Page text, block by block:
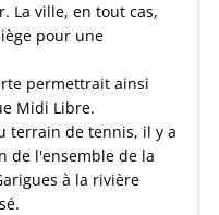
La ville, en tout cas,
pour une
permettrait ainsi
Midi Libre.
terrain de tennis, il y a
de l'ensemble de la
à la rivière